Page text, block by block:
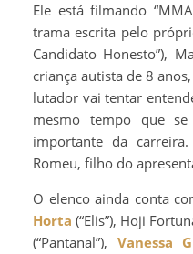
Ele está filmando
trama escrita pelo
Candidato Honesto”),
criança autista de 8
lutador vai tentar
mesmo tempo que
importante da
Romeu, filho do
O elenco ainda conta
Horta (“Elis”), Hoji
(“Pantanal”), Vanessa